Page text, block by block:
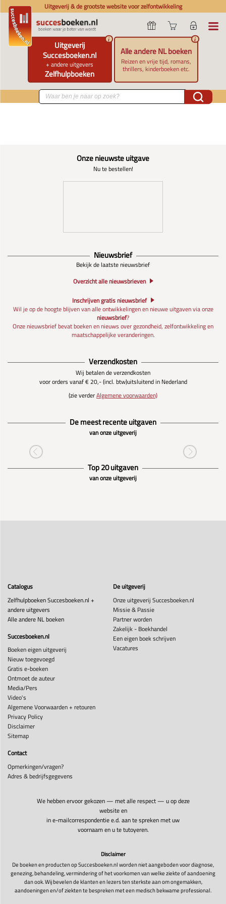
Uitgeverij & de grootste website voor zelfontwikkeling
Uitgeverij
Succesboeken.nl
+ andere uitgevers
Zelfhulpboeken
i
Alle andere NL boeken
Reizen en vrije tijd, romans,
thrillers, kinderboeken etc.
i
Onze nieuwste uitgave
Nu te bestellen!
Nieuwsbrief
Bekijk de laatste nieuwsbrief
Overzicht alle nieuwsbrieven
Inschrijven gratis nieuwsbrief
Wil je op de hoogte blijven van alle ontwikkelingen en nieuwe uitgaven via onze
nieuwsbrief?
Onze nieuwsbrief bevat boeken en nieuws over gezondheid, zelfontwikkeling en
maatschappelijke veranderingen.
Verzendkosten
Wij betalen de verzendkosten
voor orders vanaf € 20,- (incl. btw)uitsluitend in Nederland
(zie verderAlgemene voorwaarden)
De meest recente uitgaven
van onze uitgeverij
Top 20 uitgaven
van onze uitgeverij
Catalogus
Zelfhulpboeken Succesboeken.nl +
andere uitgevers
Alle andere NL boeken
Succesboeken.nl
Boeken eigen uitgeverij
Nieuw toegevoegd
Gratis e-boeken
Ontmoet de auteur
Media/Pers
Video's
Algemene Voorwaarden + retouren
Privacy Policy
Disclaimer
Sitemap
De uitgeverij
Onze uitgeverij Succesboeken.nl
Missie & Passie
Partner worden
Zakelijk - Boekhandel
Een eigen boek schrijven
Vacatures
Contact
Opmerkingen/vragen?
Adres & bedrijfsgegevens
We hebben ervoor gekozen — met alle respect — u op deze
website en
in e-mailcorrespondentie e.d. aan te spreken met uw
voornaam en u te tutoyeren.
Disclaimer
De boeken en producten op Succesboeken.nl worden niet aangeboden voor diagnose,
genezing, behandeling, vermindering of het voorkomen van welke ziekte of aandoening
dan ook. Wij bevelen de klanten en lezers ten sterkste aan om ongemakken,
aandoeningen en/of ziekten te bespreken met een medisch bekwame professional.